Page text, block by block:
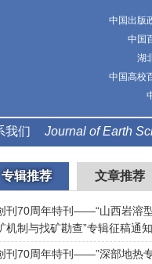
中国出版
中国
湖
中国高校
我们 Journal of Earth
专辑推荐 文章推荐
刊70周年特刊——“山西岩溶
机制与找矿勘查”专辑征稿通知
刊70周年特刊——”深部地热